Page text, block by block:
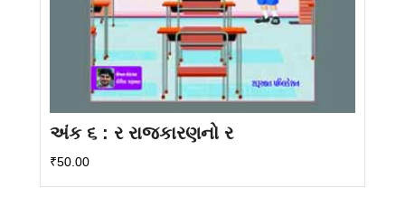
અંક ૬ : ર રાજકારણનો ર
₹50.00